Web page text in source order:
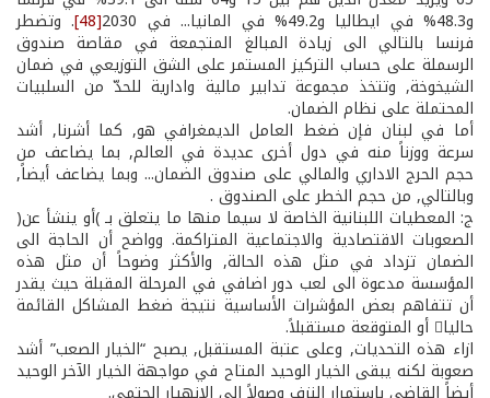
و48.3% في ايطاليا و49.2% في المانيا... في 2030 [48] . وتضطر
فرنسا بالتالي الى زيادة المبالغ المتجمعة في مقاصة صندوق
الرسملة على حساب التركيز المستمر على الشق التوزيعي في ضمان
الشيخوخة, وتتخذ مجموعة تدابير مالية وادارية للحدّ من السلبيات
المحتملة على نظام الضمان.
أما في لبنان فإن ضغط العامل الديمغرافي هو, كما أشرنا, أشد
سرعة ووزناً منه في دول أخرى عديدة في العالم, بما يضاعف من
حجم الحرج الاداري والمالي على صندوق الضمان... وبما يضاعف أيضاً,
وبالتالي, من حجم الخطر على الصندوق .
ج: المعطيات اللبنانية الخاصة لا سيما منها ما يتعلق بـ )أو ينشأ عن(
الصعوبات الاقتصادية والاجتماعية المتراكمة. وواضح أن الحاجة الى
الضمان تزداد في مثل هذه الحالة, والأكثر وضوحاً أن مثل هذه
المؤسسة مدعوة الى لعب دور اضافي في المرحلة المقبلة حيث يقدر
أن تتفاهم بعض المؤشرات الأساسية نتيجة ضغط المشاكل القائمة
حاليا أو المتوقعة مستقبلاً.
ازاء هذه التحديات, وعلى عتبة المستقبل, يصبح “الخيار الصعب” أشد
صعوبة لكنه يبقى الخيار الوحيد المتاح في مواجهة الخيار الآخر ­الوحيد